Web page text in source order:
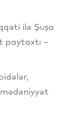
ilə Şuşa
paytaxtı –